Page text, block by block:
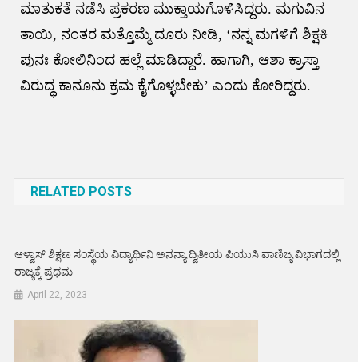
ಮಾತುಕತೆ ನಡೆಸಿ ‍ಪ್ರಕರಣ ಮುಕ್ತಾಯಗೊಳಿಸಿದ್ದರು. ಮಗುವಿನ
ತಾಯಿ, ನಂತರ ಮತ್ತೊಮ್ಮೆ ದೂರು ನೀಡಿ, ‘ನನ್ನ ಮಗಳಿಗೆ ಶಿಕ್ಷಕಿ
ಪುನಃ ಕೋಲಿನಿಂದ ಹಲ್ಲೆ ಮಾಡಿದ್ದಾರೆ‌. ಹಾಗಾಗಿ, ಆಶಾ ಕ್ರಾಸ್ತಾ
ವಿರುದ್ಧ ಕಾನೂನು ಕ್ರಮ ಕೈಗೊಳ್ಳಬೇಕು’ ಎಂದು ಕೋರಿದ್ದರು.
RELATED POSTS
ಆಳ್ವಾಸ್ ಶಿಕ್ಷಣ ಸಂಸ್ಥೆಯ ವಿದ್ಯಾರ್ಥಿನಿ ಅನನ್ಯಾ ದ್ವಿತೀಯ ಪಿಯುಸಿ ವಾಣಿಜ್ಯ ವಿಭಾಗದಲ್ಲಿ
ರಾಜ್ಯಕ್ಕೆ ಪ್ರಥಮ
April 22, 2023